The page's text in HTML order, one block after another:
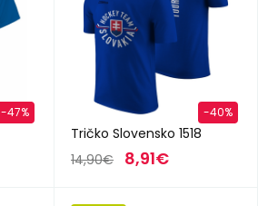
-47% -40%
Tričko Slovensko 1518
14,90€
8,91€